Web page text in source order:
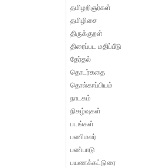
தமிழறிஞர்கள்
தமிழிசை
திருக்குறள்
திரைப்பட மதிப்பீடு
தேர்தல்
தொடர்கதை
தொல்காப்பியம்
நாடகம்
நிகழ்வுகள்
படங்கள்
பணிமலர்
பண்பாடு
பயணக்கட்டுரை